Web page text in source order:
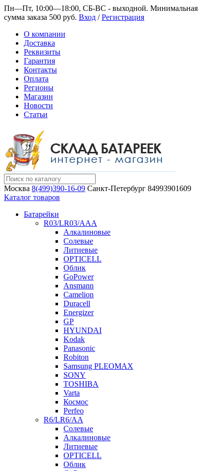
Пн—Пт, 10:00—18:00, СБ-ВС - выходной. Минимальная
сумма заказа 500 руб. Вход /Регистрация
О компании
Доставка
Реквизиты
Гарантия
Контакты
Оплата
Регионы
Магазин
Новости
Статьи
Москва 8(499)390-16-09 Санкт-Петербург 84993901609
Каталог товаров
Батарейки
R03/LR03/AAA
Алкалиновые
Солевые
Литиевые
OPTICELL
Облик
GoPower
Ansmann
Camelion
Duracell
Energizer
GP
HYUNDAI
Kodak
Panasonic
Robiton
Samsung PLEOMAX
SONY
TOSHIBA
Varta
Космос
Perfeo
R6/LR6/AA
Солевые
Алкалиновые
Литиевые
OPTICELL
Облик